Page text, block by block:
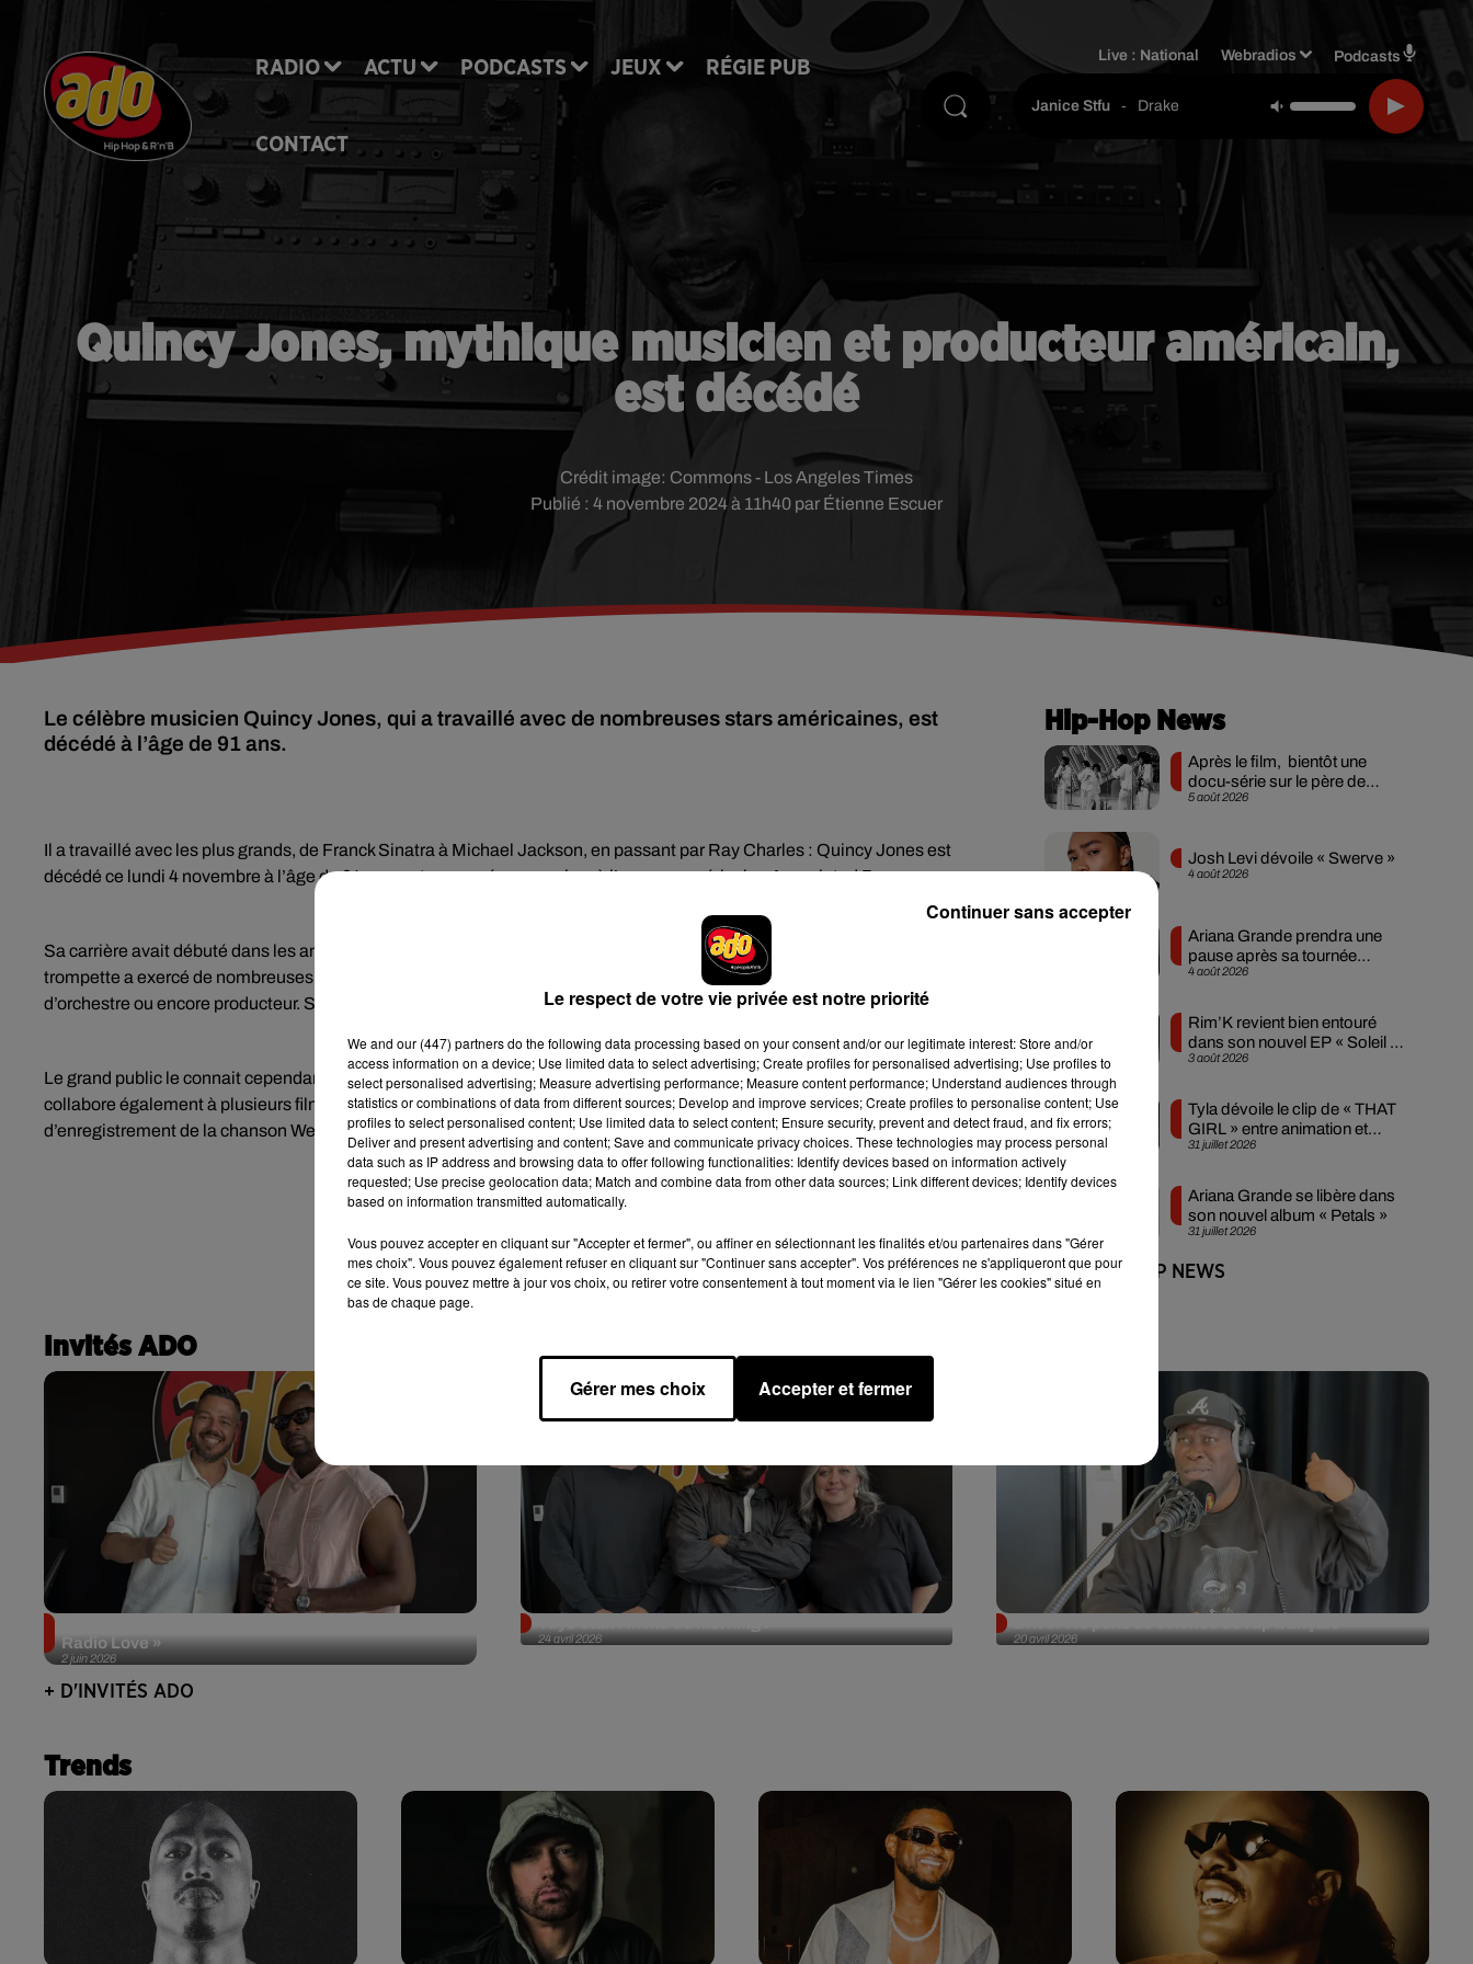
RADIO ACTU PODCASTS JEUX RÉGIE PUB
CONTACT
Live : National Webradios Podcasts
Janice Stfu - Drake
Quincy Jones, mythique musicien et producteur américain,
est décédé
Publié : 4 novembre 2024 à 11h40 par Étienne Escuer
Crédit image: Commons - Los Angeles Times
Le célèbre musicien Quincy Jones, qui a travaillé avec de nombreuses stars américaines, est
décédé à l’âge de 91 ans.
Il a travaillé avec les plus grands, de Franck Sinatra à Michael Jackson, en passant par Ray Charles : Quincy Jones est
décédé ce lundi 4 novembre à l’âge de 91 ans, ont annoncé ses proches à l’agence américaine Associated Press.
Sa carrière avait débuté dans les années 1950. Touche-à-tout, celui qui a débuté au piano avant de se mettre à la
trompette a exercé de nombreuses fonctions au sein de l’industrie musicale américaine : compositeur, arrangeur, chef
d’orchestre ou encore producteur. Son album Big Band Bossa Nova connait, sorti en 1962, rencontre un important succès.
Le grand public le connait cependant surtout pour son travail sur plusieurs albums de Michael Jackson, dont Thriller et Bad. Il
collabore également à plusieurs films, comme La Couleur Pourpre, de Steven Spielberg, et dirige les séances
d’enregistrement de la chanson We Are the World.
Hip-Hop News
5 août 2026
Après le film, bientôt une
docu-série sur le père de
Michael Jackson
4 août 2026
Josh Levi dévoile « Swerve »
4 août 2026
Ariana Grande prendra une
pause après sa tournée
mondiale
3 août 2026
Rim’K revient bien entouré
dans son nouvel EP « Soleil de
minuit »
31 juillet 2026
Tyla dévoile le clip de « THAT
GIRL » entre animation et
sensualité
31 juillet 2026
Ariana Grande se libère dans
son nouvel album « Petals »
+ DE HIP-HOP NEWS
Invités ADO
2 juin 2026
Radio Love »
24 avril 2026 20 avril 2026
+ D'INVITÉS ADO
Trends
Le respect de votre vie privée est notre priorité
We and our (447) partnersdo the following data processing based on your consent and/or our legitimate interest: Store and/or
access information on a device; Use limited data to select advertising; Create profiles for personalised advertising; Use profiles to
select personalised advertising; Measure advertising performance; Measure content performance; Understand audiences through
statistics or combinations of data from different sources; Develop and improve services; Create profiles to personalise content; Use
profiles to select personalised content; Use limited data to select content; Ensure security, prevent and detect fraud, and fix errors;
Deliver and present advertising and content; Save and communicate privacy choices. These technologies may process personal
data such as IP address and browsing data to offer following functionalities: Identify devices based on information actively
requested; Use precise geolocation data; Match and combine data from other data sources; Link different devices; Identify devices
based on information transmitted automatically.
Vous pouvez accepter en cliquant sur "Accepter et fermer", ou affiner en sélectionnant les finalités et/ou partenaires dans "Gérer
mes choix". Vous pouvez également refuser en cliquant sur "Continuer sans accepter". Vos préférences ne s'appliqueront que pour
ce site. Vous pouvez mettre à jour vos choix, ou retirer votre consentement à tout moment via le lien "Gérer les cookies" situé en
bas de chaque page.
Gérer mes choix Accepter et fermer
Continuer sans accepter